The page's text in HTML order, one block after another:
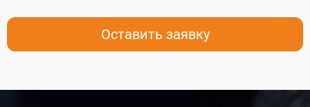
Оставить заявку